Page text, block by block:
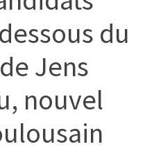
du
Jens
nouvel